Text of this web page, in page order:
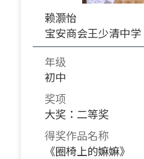
赖灏怡
宝安商会王少清中学
年级
初中
奖项
大奖：二等奖
得奖作品名称
《圈椅上的嫲嫲》